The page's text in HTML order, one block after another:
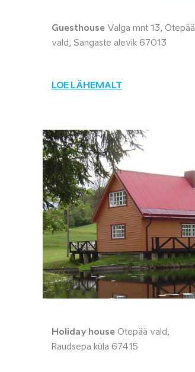
Guesthouse Valga mnt 13, Otepää
vald, Sangaste alevik 67013
LOE LÄHEMALT
Holiday house Otepää vald,
Raudsepa küla 67415